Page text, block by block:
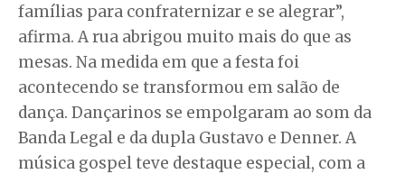
famílias para confraternizar e se alegrar”,
afirma. A rua abrigou muito mais do que as
mesas. Na medida em que a festa foi
acontecendo se transformou em salão de
dança. Dançarinos se empolgaram ao som da
Banda Legal e da dupla Gustavo e Denner. A
música gospel teve destaque especial, com a